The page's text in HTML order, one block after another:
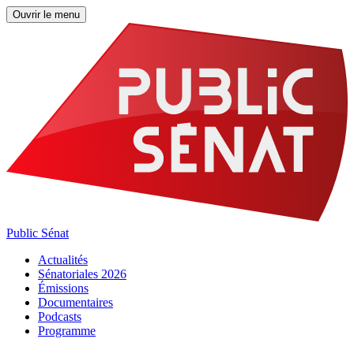
Ouvrir le menu
Public Sénat
Actualités
Sénatoriales 2026
Émissions
Documentaires
Podcasts
Programme